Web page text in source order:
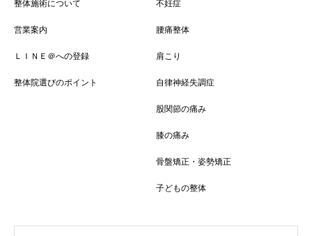
整体施術について
営業案内
ＬＩＮＥ＠への登録
整体院選びのポイント
不妊症
腰痛整体
肩こり
自律神経失調症
股関節の痛み
膝の痛み
骨盤矯正・姿勢矯正
子どもの整体